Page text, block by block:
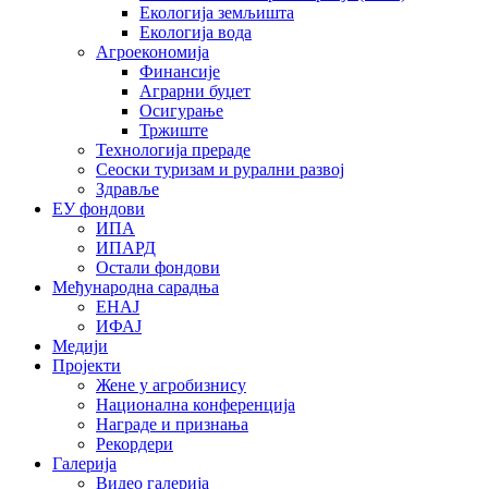
Екологија земљишта
Екологија вода
Агроекономија
Финансије
Аграрни буџет
Осигурање
Тржиште
Технологија прераде
Сеоски туризам и рурални развој
Здравље
ЕУ фондови
ИПА
ИПАРД
Остали фондови
Међународна сарадња
ЕНАЈ
ИФАЈ
Медији
Пројекти
Жене у агробизнису
Национална конференција
Награде и признања
Рекордери
Галерија
Видео галерија